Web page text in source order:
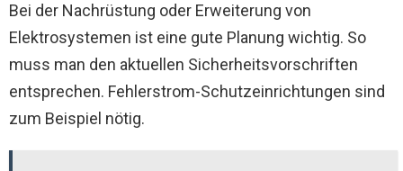
Bei der Nachrüstung oder Erweiterung von
Elektrosystemen ist eine gute Planung wichtig. So
muss man den aktuellen Sicherheitsvorschriften
entsprechen. Fehlerstrom-Schutzeinrichtungen sind
zum Beispiel nötig.